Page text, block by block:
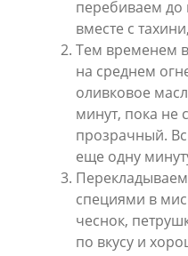
перебиваем до
вместе с
Тем временем
на среднем
оливковое
минут, пока не
прозрачный.
еще одну
специями в
чеснок,
по вкусу и